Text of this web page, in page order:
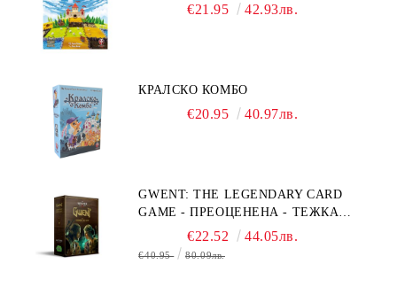
€21.95 42.93лв.
КРАЛСКО КОМБО
€20.95 40.97лв.
GWENT: THE LEGENDARY CARD
GAME - ПРЕОЦЕНЕНА - ТЕЖКА
ПОВРЕДА НА КУТИЯТА
€22.52 44.05лв.
€40.95 80.09лв.